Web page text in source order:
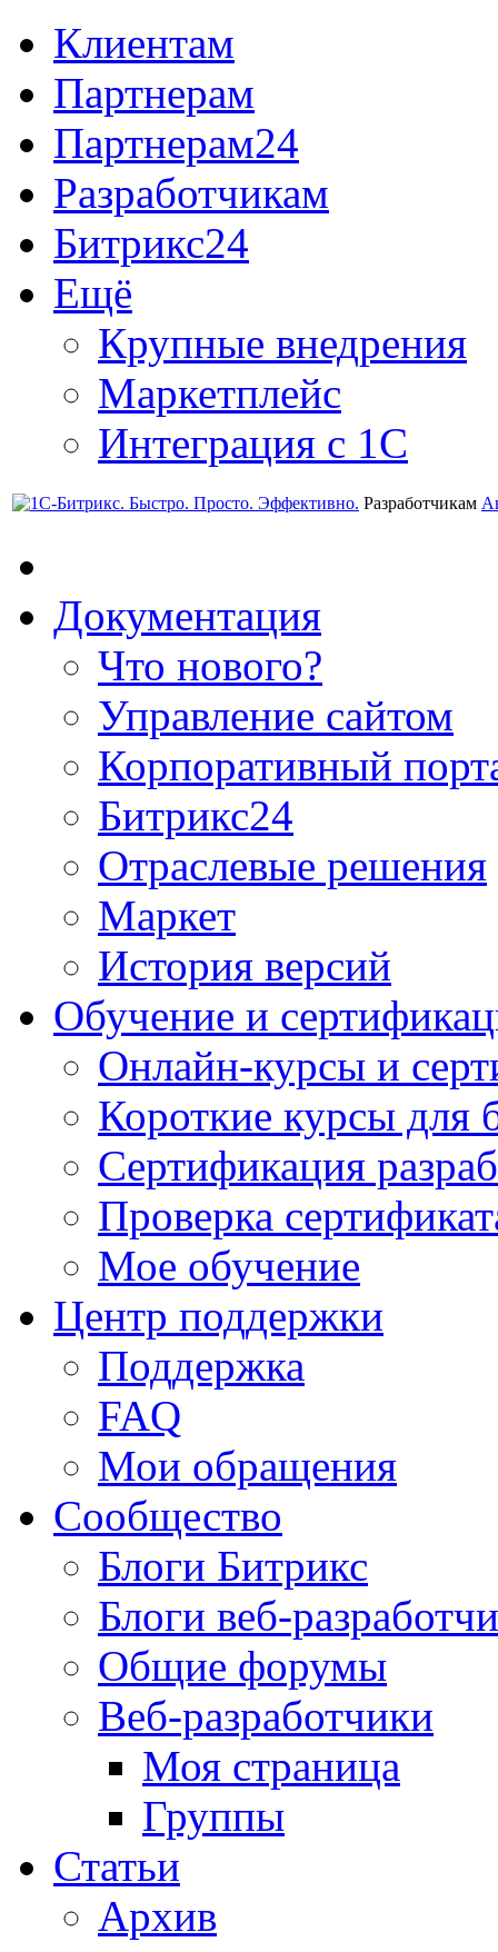
Клиентам
Партнерам
Партнерам24
Разработчикам
Битрикс24
Ещё
Крупные внедрения
Маркетплейс
Интеграция с 1С
Разработчикам
Документация
Что нового?
Управление сайтом
Корпоративный
Битрикс24
Отраслевые решения
Маркет
История версий
Обучение и
Онлайн-курсы и
Короткие курсы для
Сертификация
Проверка
Мое обучение
Центр поддержки
Поддержка
FAQ
Мои обращения
Сообщество
Блоги Битрикс
Блоги веб-
Общие форумы
Веб-разработчики
Моя страница
Группы
Статьи
Архив